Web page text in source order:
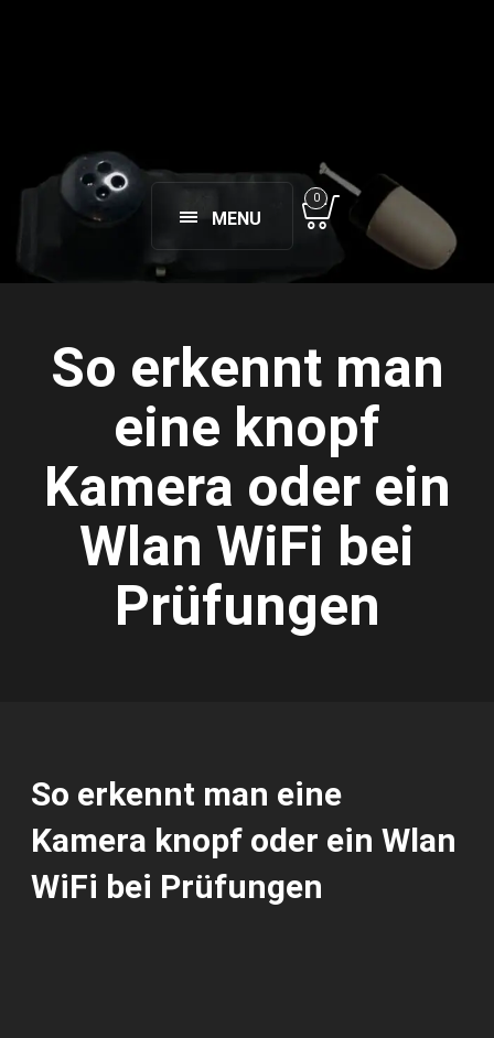
MENU
0
So erkennt man
eine knopf
Kamera oder ein
Wlan WiFi bei
Prüfungen
So erkennt man eine
Kamera knopf oder ein Wlan
WiFi bei Prüfungen